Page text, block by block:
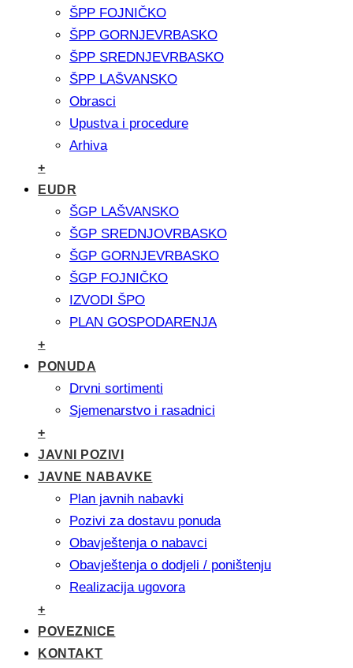
ŠPP FOJNIČKO
ŠPP GORNJEVRBASKO
ŠPP SREDNJEVRBASKO
ŠPP LAŠVANSKO
Obrasci
Upustva i procedure
Arhiva
+
EUDR
ŠGP LAŠVANSKO
ŠGP SREDNJOVRBASKO
ŠGP GORNJEVRBASKO
ŠGP FOJNIČKO
IZVODI ŠPO
PLAN GOSPODARENJA
+
PONUDA
Drvni sortimenti
Sjemenarstvo i rasadnici
+
JAVNI POZIVI
JAVNE NABAVKE
Plan javnih nabavki
Pozivi za dostavu ponuda
Obavještenja o nabavci
Obavještenja o dodjeli / poništenju
Realizacija ugovora
+
POVEZNICE
KONTAKT